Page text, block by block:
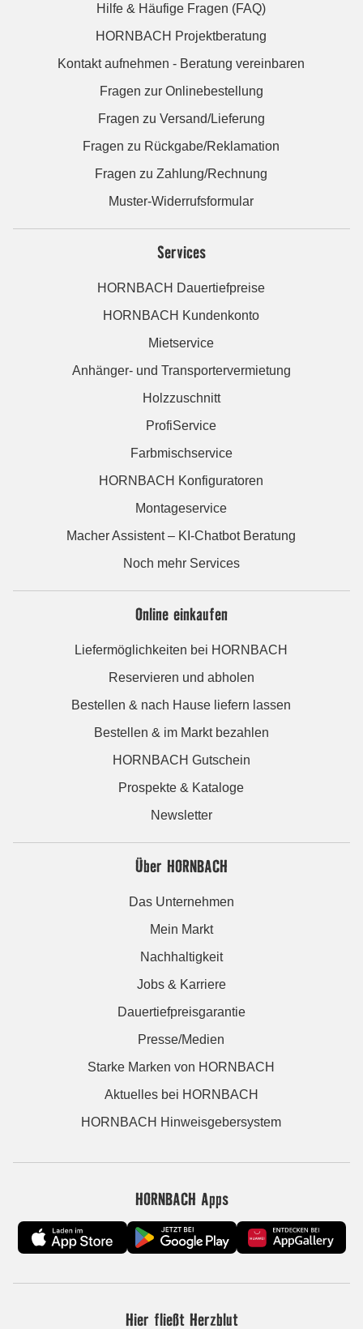
Hilfe & Häufige Fragen (FAQ)
HORNBACH Projektberatung
Kontakt aufnehmen - Beratung vereinbaren
Fragen zur Onlinebestellung
Fragen zu Versand/Lieferung
Fragen zu Rückgabe/Reklamation
Fragen zu Zahlung/Rechnung
Muster-Widerrufsformular
Services
HORNBACH Dauertiefpreise
HORNBACH Kundenkonto
Mietservice
Anhänger- und Transportervermietung
Holzzuschnitt
ProfiService
Farbmischservice
HORNBACH Konfiguratoren
Montageservice
Macher Assistent – KI-Chatbot Beratung
Noch mehr Services
Online einkaufen
Liefermöglichkeiten bei HORNBACH
Reservieren und abholen
Bestellen & nach Hause liefern lassen
Bestellen & im Markt bezahlen
HORNBACH Gutschein
Prospekte & Kataloge
Newsletter
Über HORNBACH
Das Unternehmen
Mein Markt
Nachhaltigkeit
Jobs & Karriere
Dauertiefpreisgarantie
Presse/Medien
Starke Marken von HORNBACH
Aktuelles bei HORNBACH
HORNBACH Hinweisgebersystem
HORNBACH Apps
Hier fließt Herzblut